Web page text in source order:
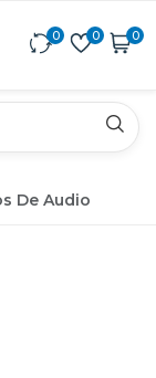
0 0 0
De Audio